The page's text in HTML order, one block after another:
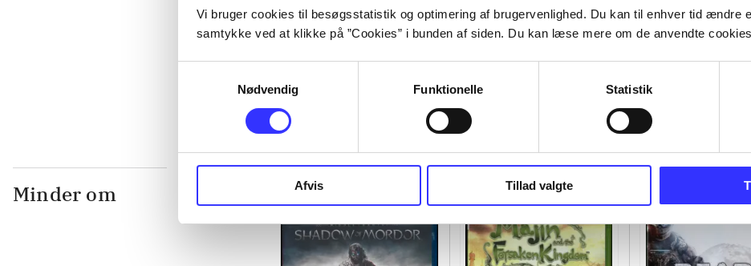
Vi bruger cookies til besøgsstatistik og optimering af brugervenlighed. Du kan til enhver tid ændre
samtykke ved at klikke på ”Cookies” i bunden af siden. Du kan læse mere om de anvendte cookies
Nødvendig
Funktionelle Statistik
Afvis Tillad valgte
...
Minder om